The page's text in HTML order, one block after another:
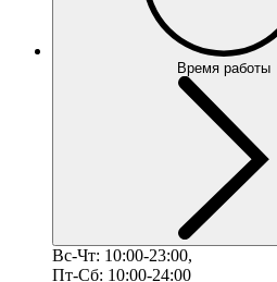
Время работы
Вс-Чт: 10:00-23:00,
Пт-Сб: 10:00-24:00